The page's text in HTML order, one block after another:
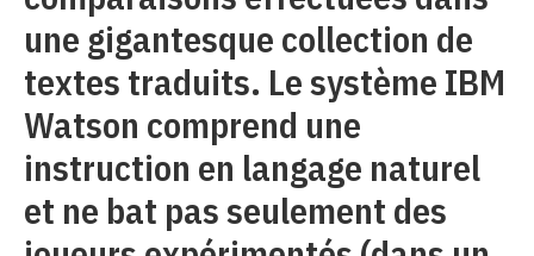
une gigantesque collection de
textes traduits. Le système IBM
Watson comprend une
instruction en langage naturel
et ne bat pas seulement des